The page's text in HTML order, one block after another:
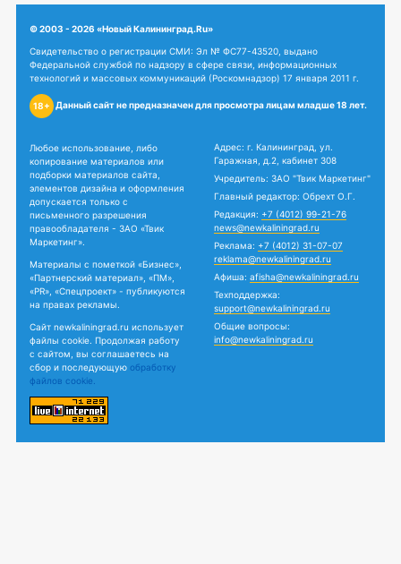
© 2003 - 2026 «Новый Калининград.Ru»
Свидетельство о регистрации СМИ: Эл № ФС77-43520, выдано
Федеральной службой по надзору в сфере связи, информационных
технологий и массовых коммуникаций (Роскомнадзор) 17 января 2011 г.
18+ Данный сайт не предназначен для просмотра лицам младше 18 лет.
Любое использование, либо
копирование материалов или
подборки материалов сайта,
элементов дизайна и оформления
допускается только с
письменного разрешения
правообладателя - ЗАО «Твик
Маркетинг».
Материалы с пометкой «Бизнес»,
«Партнерский материал», «ПМ»,
«PR», «Спецпроект» - публикуются
на правах рекламы.
Сайт newkaliningrad.ru использует
файлы cookie. Продолжая работу
с сайтом, вы соглашаетесь на
сбор и последующую обработку
файлов cookie.
Адрес: г. Калининград, ул.
Гаражная, д.2, кабинет 308
Учредитель: ЗАО "Твик Маркетинг"
Главный редактор: Обрехт О.Г.
Редакция: +7 (4012) 99-21-76
news@newkaliningrad.ru
Реклама: +7 (4012) 31-07-07
reklama@newkaliningrad.ru
Афиша: afisha@newkaliningrad.ru
Техподдержка:
support@newkaliningrad.ru
Общие вопросы:
info@newkaliningrad.ru